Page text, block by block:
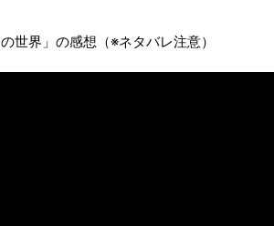
世界」の感想（※ネタバレ注意）